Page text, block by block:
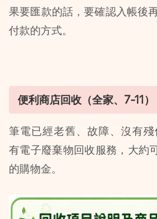
果要匯款的話，要確認入帳後
付款的方式。
便利商店回收（全家、7-11）
筆電已經老舊、故障、沒有殘
有電子廢棄物回收服務，大約
的購物金。